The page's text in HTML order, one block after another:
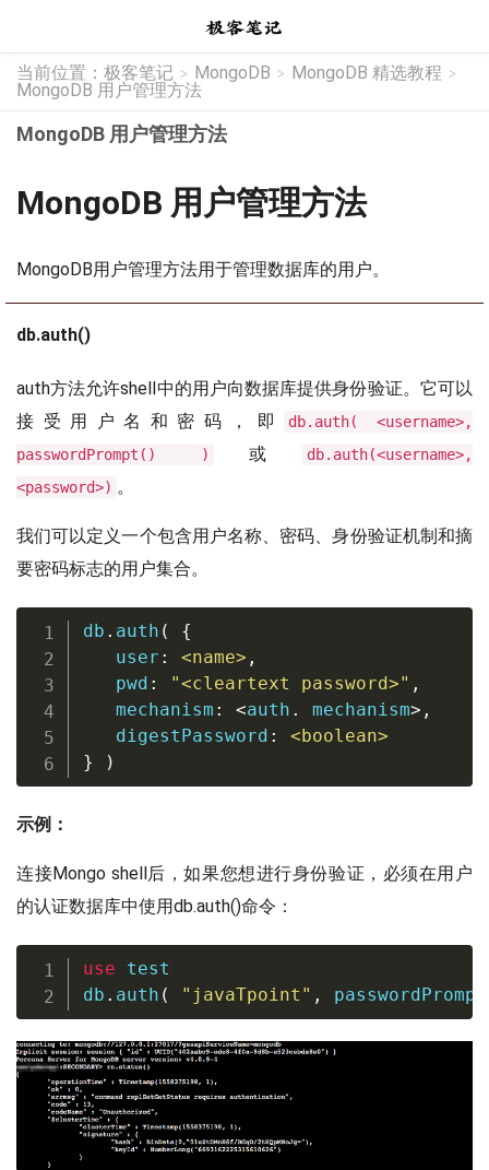
当前位置： 极客笔记 > MongoDB > MongoDB 精选教程 >
MongoDB 用户管理方法
MongoDB 用户管理方法
MongoDB 用户管理方法
MongoDB用户管理方法用于管理数据库的用户。
db.auth()
auth方法允许shell中的用户向数据库提供身份验证。它可以
接受用户名和密码，即
db.auth( <username>,
passwordPrompt() )
或
db.auth(<username>,
<password>) 。
我们可以定义一个包含用户名称、密码、身份验证机制和摘
要密码标志的用户集合。
db . auth (
{
user : <name> ,
   pwd
: "<cleartext password>" ,
   mechanism
: <auth . mechanism> ,
   digestPassword
: <boolean>
}
)
示例：
连接Mongo shell后，如果您想进行身份验证，必须在用户
的认证数据库中使用db.auth()命令：
use test
db . auth ( "javaTpoint" , passwordPrompt